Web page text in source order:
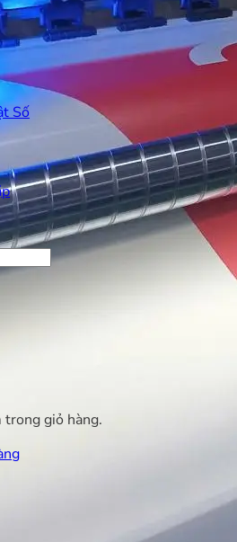
Số
trong giỏ hàng.